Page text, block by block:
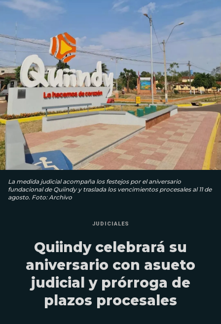
La medida judicial acompaña los festejos por el aniversario
fundacional de Quiindy y traslada los vencimientos procesales al 11 de
agosto. Foto: Archivo
JUDICIALES
Quiindy celebrará su
aniversario con asueto
judicial y prórroga de
plazos procesales